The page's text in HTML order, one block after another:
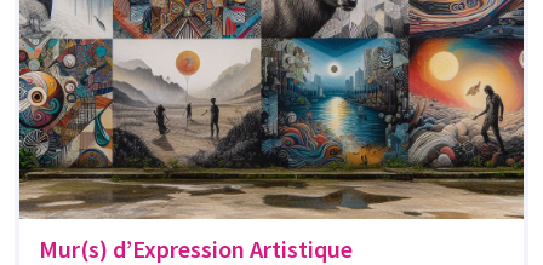
Mur(s) d’Expression Artistique